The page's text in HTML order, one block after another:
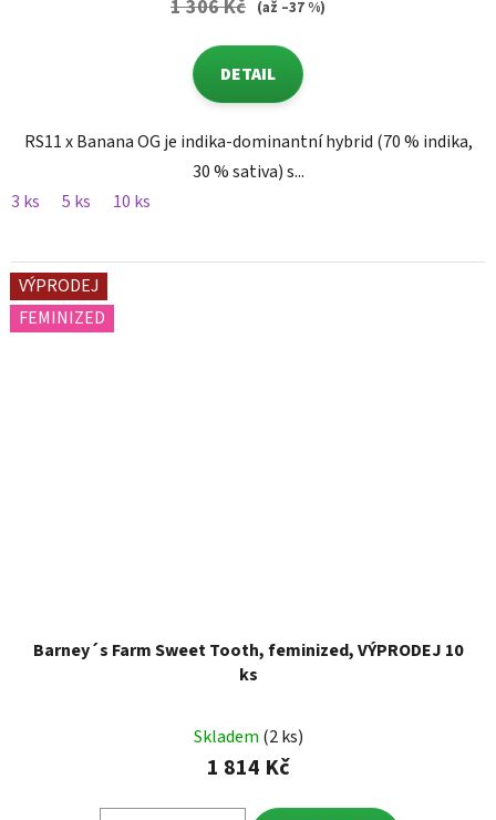
1 306 Kč (až –37 %)
DETAIL
RS11 x Banana OG je indika-dominantní hybrid (70 % indika,
30 % sativa) s...
3 ks
5 ks 10 ks
VÝPRODEJ
FEMINIZED
Barney´s Farm Sweet Tooth, feminized, VÝPRODEJ 10
ks
Skladem (2 ks)
1 814 Kč